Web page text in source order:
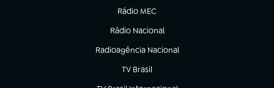
Rádio MEC
(abre em nova aba)
Rádio Nacional
Radioagência Nacional
(abre em nova aba)
TV Brasil
(abre em nova aba)